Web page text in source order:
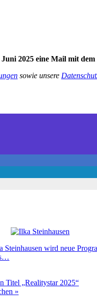
Juni 2025 eine Mail mit
sowie unsere
Steinhausen wird neue
Titel „Realitystar 2025“
»